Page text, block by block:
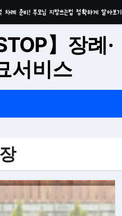
차례 준비! 부모님 지방쓰는법 정확하게 알아보기
이 흘러도 변함없는 가치 성주 추모공원
와 위로의 공간 기독교전용 김천 납골당
법인 효심추모공원(현 삼랑진추모공원)
】장례·
서비스